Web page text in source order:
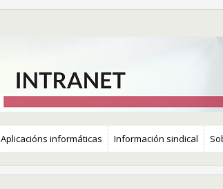
Aplicacións informáticas​ Información sindical